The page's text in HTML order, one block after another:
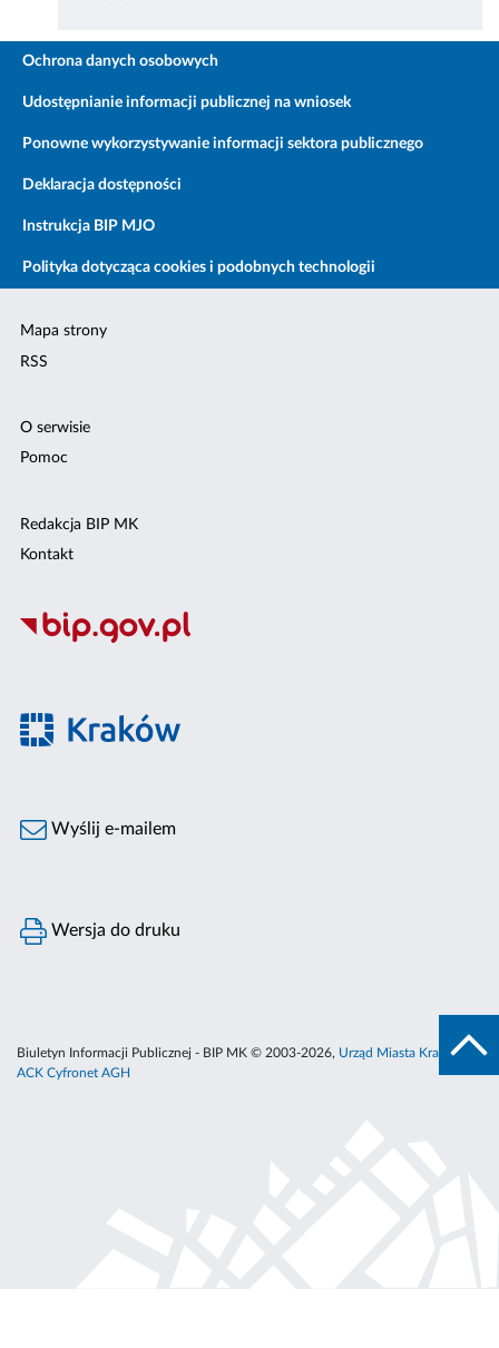
Ochrona danych osobowych
Udostępnianie informacji publicznej na wniosek
Ponowne wykorzystywanie informacji sektora publicznego
Deklaracja dostępności
Instrukcja BIP MJO
Polityka dotycząca cookies i podobnych technologii
Mapa strony
RSS
O serwisie
Pomoc
Redakcja BIP MK
Kontakt
Wyślij e-mailem
Wersja do druku
Biuletyn Informacji Publicznej - BIP MK © 2003-2026, Urząd Miasta Krakowa
ACK Cyfronet AGH